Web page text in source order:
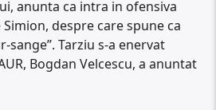
anunta ca intra in ofensiva
despre care spune ca
sange”. Tarziu s-a enervat
Bogdan Velcescu, a anuntat